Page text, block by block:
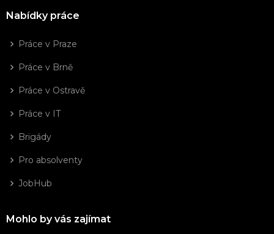
Nabídky práce
Práce v Praze
Práce v Brně
Práce v Ostravě
Práce v IT
Brigády
Pro absolventy
JobHub
Mohlo by vás zajímat